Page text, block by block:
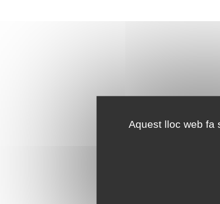
Aquest lloc web fa